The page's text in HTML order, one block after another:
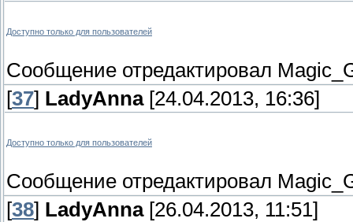
Доступно только для пользователей
Сообщение отредактировал
[37] LadyAnna[24.04.2013, 16:36]
Доступно только для пользователей
Сообщение отредактировал
[38] LadyAnna[26.04.2013, 11:51]